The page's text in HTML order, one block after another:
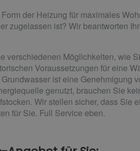
der Heizung für maximales
zugelassen ist? Wir beantworten
verschiedenen Möglichkeiten, wie
Voraussetzungen für eine
ist eine Genehmigung
genutzt, brauchen Sie
Wir stellen sicher, dass
für Sie. Full Service eben.